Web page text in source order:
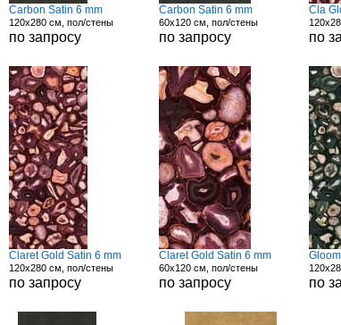
Carbon Satin 6 mm
120x280 см, пол/стены
по запросу
Carbon Satin 6 mm
60x120 см, пол/стены
по запросу
Cla
по
Claret Gold Satin 6 mm
120x280 см, пол/стены
по запросу
Claret Gold Satin 6 mm
60x120 см, пол/стены
по запросу по